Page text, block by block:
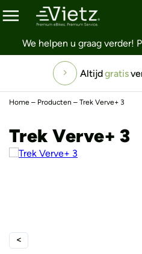
We helpen u graag verder!
Altijdgratis
Home – Producten – Trek Verve+ 3
Trek Verve+ 3